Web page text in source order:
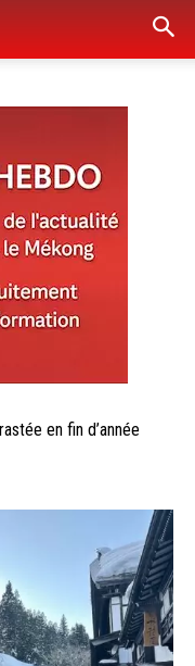
en fin d’année